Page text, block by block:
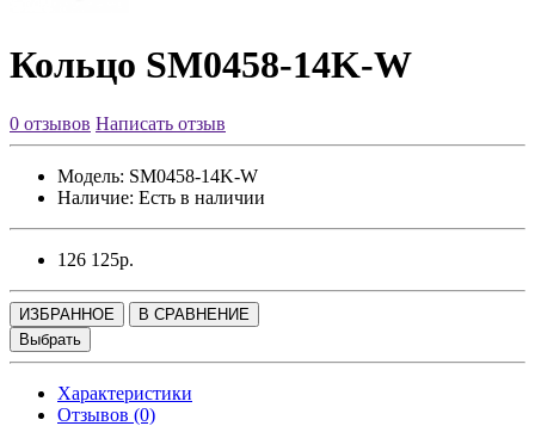
Кольцо SM0458-14K-W
0 отзывов Написать отзыв
Модель: SM0458-14K-W
Наличие: Есть в наличии
126 125р.
ИЗБРАННОЕ
В СРАВНЕНИЕ
Выбрать
Характеристики
Отзывов (0)